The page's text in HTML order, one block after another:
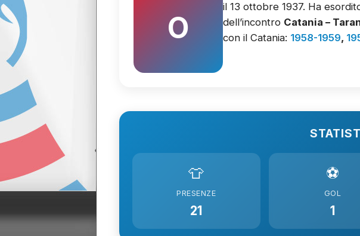
O
il 13 ottobre 1937. Ha
dell’incontro Catania –
con il Catania: 1958-1959,
👕
PRESENZE
21
⚽
GOL
1